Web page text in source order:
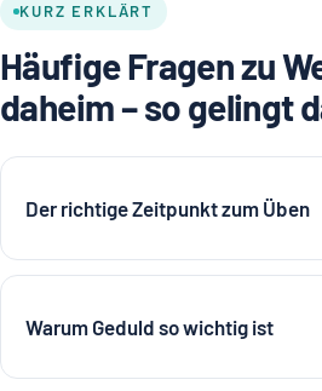
KURZ ERKLÄRT
Häufige Fragen zu
daheim – so gelingt
Der richtige Zeitpunkt zum Üben
Warum Geduld so wichtig ist